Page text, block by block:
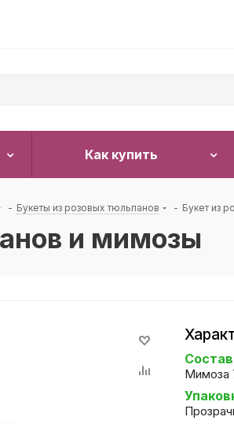
Как купить
- Букеты из розовых тюльпанов - Букет из
и мимозы
Состав
Мимоза